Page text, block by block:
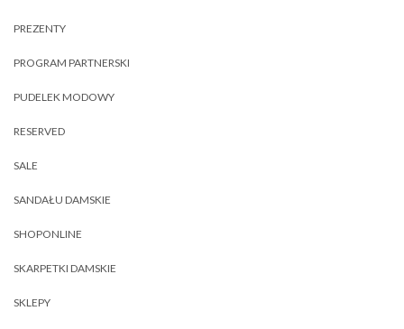
PREZENTY
PROGRAM PARTNERSKI
PUDELEK MODOWY
RESERVED
SALE
SANDAŁU DAMSKIE
SHOPONLINE
SKARPETKI DAMSKIE
SKLEPY